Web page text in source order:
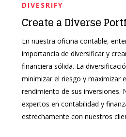
DIVESRIFY
Create a Diverse
En nuestra oficina contable,
importancia de diversificar y
financiera sólida. La
minimizar el riesgo y maximizar
rendimiento de sus inversiones.
expertos en contabilidad y
estrechamente con nuestros